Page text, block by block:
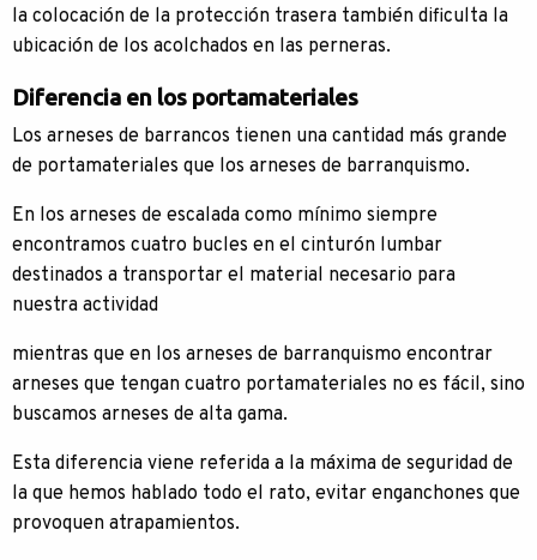
la colocación de la protección trasera también dificulta la
ubicación de los acolchados en las perneras.
Diferencia en los portamateriales
Los arneses de barrancos tienen una cantidad más grande
de portamateriales que los arneses de barranquismo.
En los arneses de escalada como mínimo siempre
encontramos cuatro bucles en el cinturón lumbar
destinados a transportar el material necesario para
nuestra actividad
mientras que en los arneses de barranquismo encontrar
arneses que tengan cuatro portamateriales no es fácil, sino
buscamos arneses de alta gama.
Esta diferencia viene referida a la máxima de seguridad de
la que hemos hablado todo el rato, evitar enganchones que
provoquen atrapamientos.